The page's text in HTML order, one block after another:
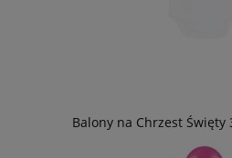
Balony na Chrzest Święty